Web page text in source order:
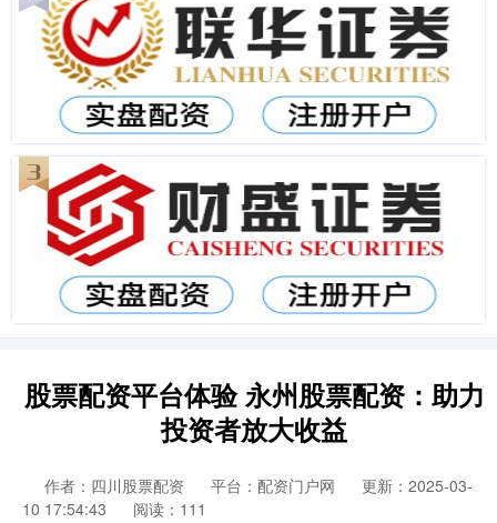
股票配资平台体验 永州股票配资：助力
投资者放大收益
作者：四川股票配资 平台：配资门户网
更新：2025-03-
10 17:54:43
阅读：111